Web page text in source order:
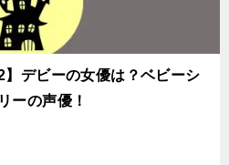
】デビーの女優は？ベビーシ
ーの声優！